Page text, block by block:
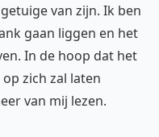
van zijn. Ik ben
gaan liggen en het
In de hoop dat het
zich zal laten
van mij lezen.